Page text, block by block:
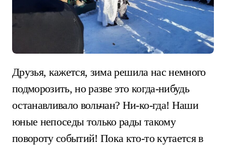
Друзья, кажется, зима решила нас немного
подморозить, но разве это когда-нибудь
останавливало вольчан? Ни-ко-гда! Наши
юные непоседы только рады такому
повороту событий! Пока кто-то кутается в